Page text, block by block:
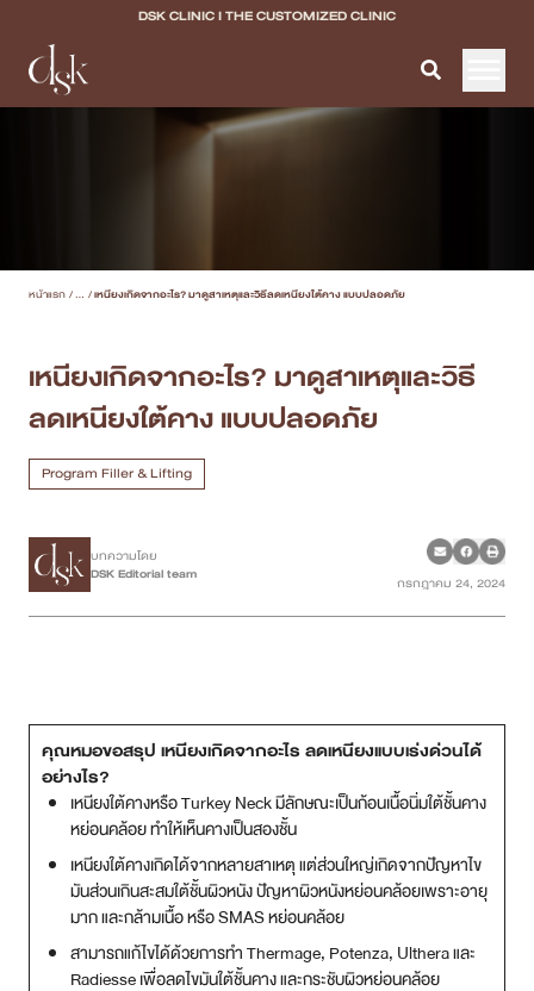
DSK CLINIC I THE CUSTOMIZED CLINIC
Program Filler & Lifting
Program Acne Scar
Program Skin Quality
Program Body Confidence
แพทย์ของเรา
เคสรีวิว
บทความ
โปรโมชั่น
รายชื่อสาขา
สาขา Siam Paragon
หน้าแรก /... /เหนียงเกิดจากอะไร? มาดูสาเหตุและวิธีลดเหนียงใต้คาง แบบปลอดภัย
เหนียงเกิดจากอะไร? มาดูสาเหตุและวิธี
ลดเหนียงใต้คาง แบบปลอดภัย
Program Filler & Lifting
บทความโดย
DSK Editorial team
กรกฎาคม 24, 2024
คุณหมอขอสรุป เหนียงเกิดจากอะไร ลดเหนียงแบบเร่งด่วนได้
อย่างไร?
เหนียงใต้คางหรือ Turkey Neck มีลักษณะเป็นก้อนเนื้อนิ่มใต้ชั้นคาง
หย่อนคล้อย ทำให้เห็นคางเป็นสองชั้น
เหนียงใต้คางเกิดได้จากหลายสาเหตุ แต่ส่วนใหญ่เกิดจากปัญหาไข
มันส่วนเกินสะสมใต้ชั้นผิวหนัง ปัญหาผิวหนังหย่อนคล้อยเพราะอายุ
มาก และกล้ามเนื้อ หรือ SMAS หย่อนคล้อย
สามารถแก้ไขได้ด้วยการทำ Thermage, Potenza, Ulthera และ
Radiesse เพื่อลดไขมันใต้ชั้นคาง และกระชับผิวหย่อนคล้อย